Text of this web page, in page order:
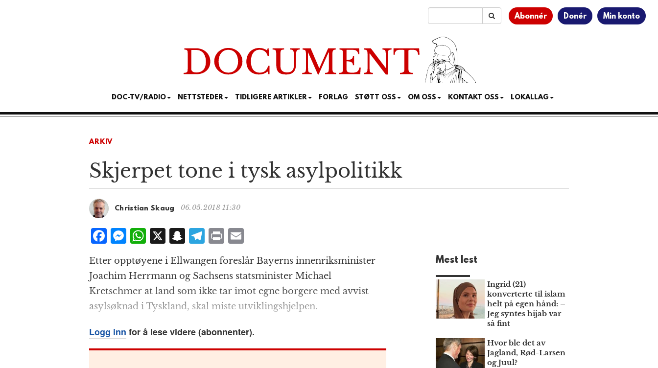
Abonnér Donér Min konto
DOC-TV/RADIO NETTSTEDER TIDLIGERE ARTIKLER FORLAG STØTT OSS OM OSS KONTAKT OSS LOKALLAG
ARKIV
Skjerpet tone i tysk asylpolitikk
Christian Skaug 06.05.2018 11:30
F
c
e
b
o
o
k
M
ss
e
n
g
e
r
W
at
s
A
p
p
X S
a
p
c
h
at
T
e
g
r
a
m
P
n
t
m
ai
l
Etter opptøyene i Ellwangen foreslår Bayerns innenriksminister
Joachim Herrmann og Sachsens statsminister Michael
Kretschmer at land som ikke tar imot egne borgere med avvist
asylsøknad i Tyskland, skal miste utviklingshjelpen.
Logg inn for å lese videre (abonnenter).
Mest lest
Ingrid (21)
konverterte til islam
helt på egen hånd: –
Jeg syntes hijab var
så fint
Hvor ble det av
Jagland, Rød-Larsen
og Juul?